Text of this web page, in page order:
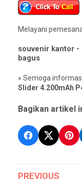
Melayani
souvenir kantor -
bagus
» Semoga
Slider 4.200mAh
Bagikan artikel
PREVIOUS